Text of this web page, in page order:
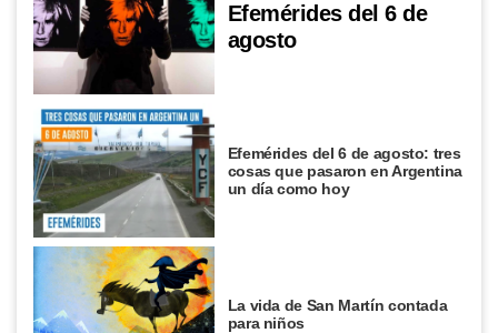
Efemérides del 6 de
agosto
Efemérides del 6 de agosto: tres
cosas que pasaron en Argentina
un día como hoy
La vida de San Martín contada
para niños